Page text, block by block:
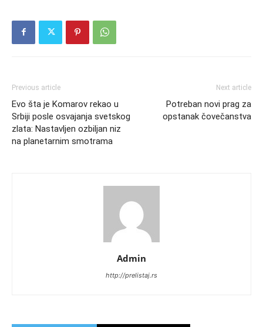
Previous article
Evo šta je Komarov rekao u
Srbiji posle osvajanja svetskog
zlata: Nastavljen ozbiljan niz
na planetarnim smotrama
Next article
Potreban novi prag za
opstanak čovečanstva
Admin
http://prelistaj.rs